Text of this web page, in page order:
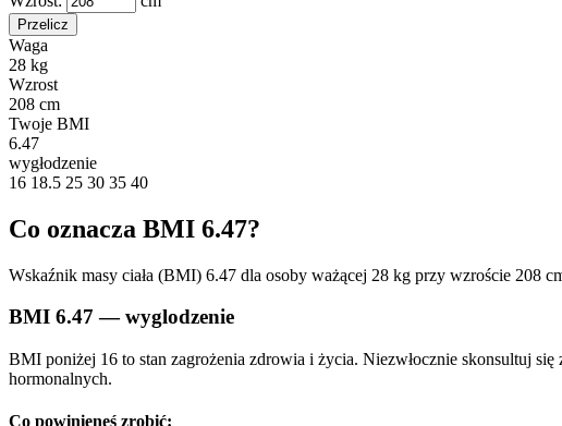
Przelicz
Waga
28 kg
Wzrost
208 cm
Twoje BMI
6.47
wygłodzenie
16 18.5 25 30 35 40
Co oznacza BMI 6.47?
Wskaźnik masy ciała (BMI) 6.47 dla osoby ważącej 28 kg przy wzroście 208
BMI 6.47 — wyglodzenie
BMI poniżej 16 to stan zagrożenia zdrowia i życia. Niezwłocznie skonsultuj
hormonalnych.
Co powinieneś zrobić: